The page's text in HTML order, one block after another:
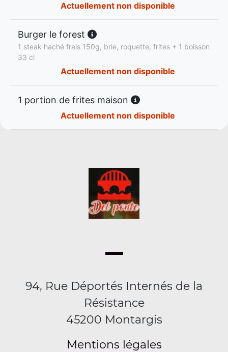
Actuellement non disponible
Burger le forest
1 steak haché frais 150g, brie, roquette, frites + 1 boisson
33 cl
Actuellement non disponible
1 portion de frites maison
Actuellement non disponible
94, Rue Déportés Internés de la
Résistance
45200 Montargis
Mentions légales